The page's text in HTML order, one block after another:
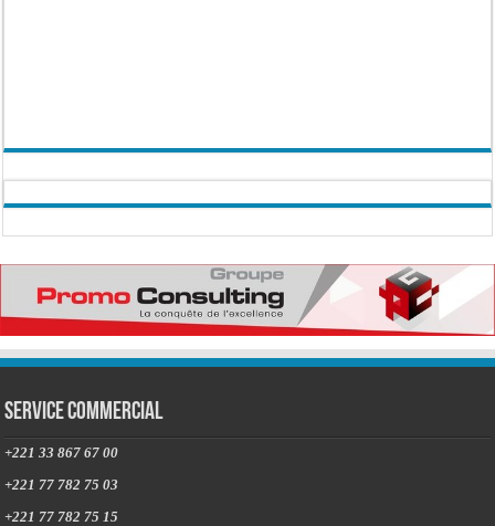
Service commercial
+221 33 867 67 00
+221 77 782 75 03
+221 77 782 75 15